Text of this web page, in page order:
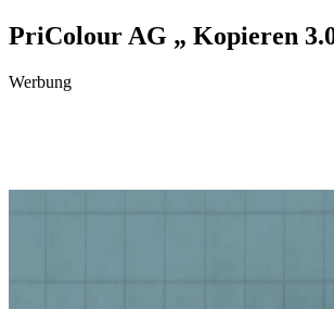
PriColour AG „ Kopieren
Werbung